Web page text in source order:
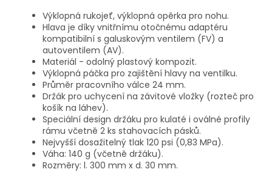
Výklopná rukojeť, výklopná opěrka pro nohu.
Hlava je díky vnitřnímu otočnému adaptéru
kompatibilní s galuskovým ventilem (FV) a
autoventilem (AV).
Materiál - odolný plastový kompozit.
Výklopná páčka pro zajištění hlavy na ventilku.
Průměr pracovního válce 24 mm.
Držák pro uchycení na závitové vložky (rozteč pro
košík na láhev).
Speciální design držáku pro kulaté i oválné profily
rámu včetně 2 ks stahovacích pásků.
Nejvyšší dosažitelný tlak 120 psi (0,83 MPa).
Váha: 140 g (včetně držáku).
Rozměry: l. 300 mm x d. 30 mm.